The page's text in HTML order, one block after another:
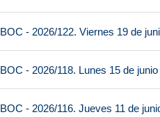
BOC - 2026/122. Viernes 19 de
BOC - 2026/118. Lunes 15 de
BOC - 2026/116. Jueves 11 de